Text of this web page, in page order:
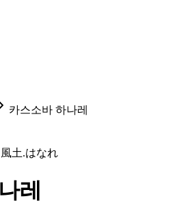
카스소바 하나레
土.はなれ
레